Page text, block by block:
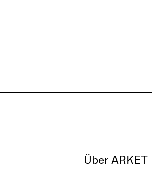
Über ARKET